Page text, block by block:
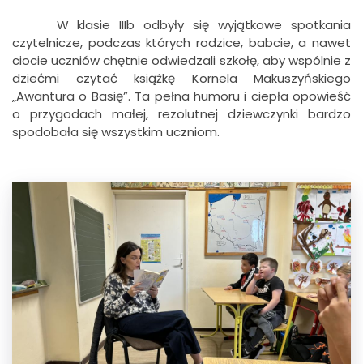
W klasie IIIb odbyły się wyjątkowe spotkania
czytelnicze, podczas których rodzice, babcie, a nawet
ciocie uczniów chętnie odwiedzali szkołę, aby wspólnie z
dziećmi czytać książkę Kornela Makuszyńskiego
„Awantura o Basię”. Ta pełna humoru i ciepła opowieść
o przygodach małej, rezolutnej dziewczynki bardzo
spodobała się wszystkim uczniom.